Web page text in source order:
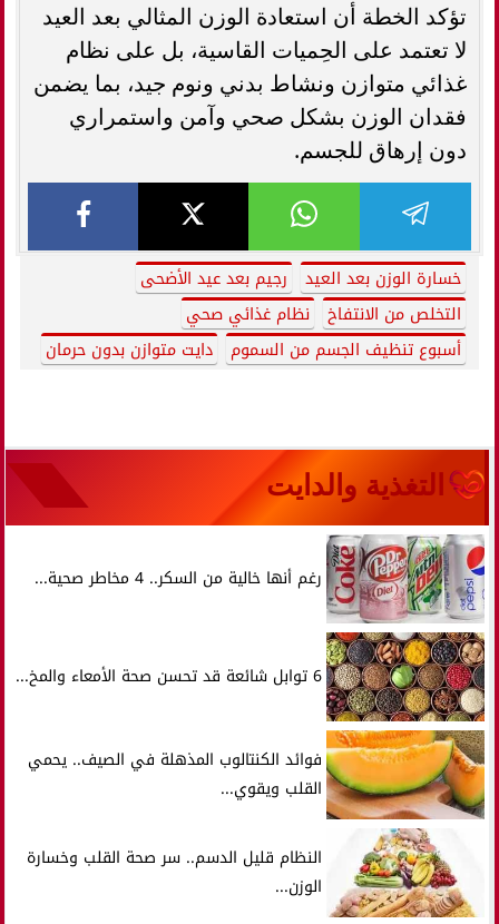
تؤكد الخطة أن استعادة الوزن المثالي بعد العيد
لا تعتمد على الحِميات القاسية، بل على نظام
غذائي متوازن ونشاط بدني ونوم جيد، بما يضمن
فقدان الوزن بشكل صحي وآمن واستمراري
دون إرهاق للجسم.
خسارة الوزن بعد العيد
رجيم بعد عيد الأضحى
التخلص من الانتفاخ
نظام غذائي صحي
أسبوع تنظيف الجسم من السموم
دايت متوازن بدون حرمان
التغذية والدايت
رغم أنها خالية من السكر.. 4 مخاطر صحية...
6 توابل شائعة قد تحسن صحة الأمعاء والمخ...
فوائد الكنتالوب المذهلة في الصيف.. يحمي
القلب ويقوي...
النظام قليل الدسم.. سر صحة القلب وخسارة
الوزن...